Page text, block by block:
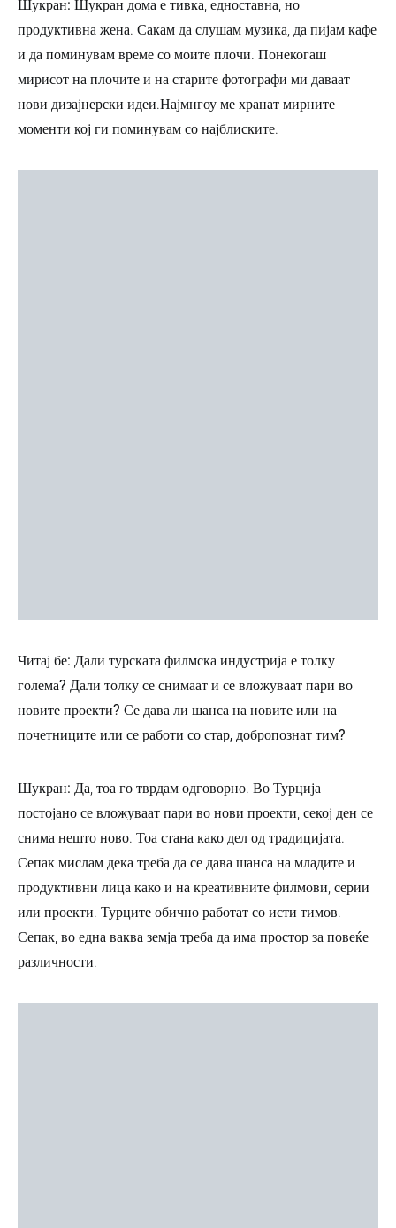
Шукран: Шукран дома е тивка, едноставна, но
продуктивна жена. Сакам да слушам музика, да пијам кафе
и да поминувам време со моите плочи. Понекогаш
мирисот на плочите и на старите фотографи ми даваат
нови дизајнерски идеи.Најмнгоу ме хранат мирните
моменти кој ги поминувам со најблиските.
Читај бе: Дали турската филмска индустрија е толку
голема? Дали толку се снимаат и се вложуваат пари во
новите проекти? Се дава ли шанса на новите или на
почетниците или се работи со стар, добропознат тим?
Шукран: Да, тоа го тврдам одговорно. Во Турција
постојано се вложуваат пари во нови проекти, секој ден се
снима нешто ново. Тоа стана како дел од традицијата.
Сепак мислам дека треба да се дава шанса на младите и
продуктивни лица како и на креативните филмови, серии
или проекти. Турците обично работат со исти тимов.
Сепак, во една ваква земја треба да има простор за повеќе
различности.